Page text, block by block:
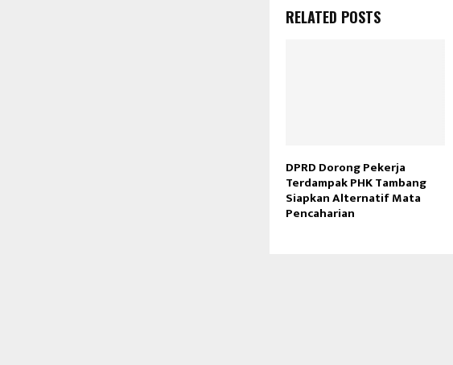
RELATED POSTS
DPRD Dorong Pekerja
Terdampak PHK Tambang
Siapkan Alternatif Mata
Pencaharian